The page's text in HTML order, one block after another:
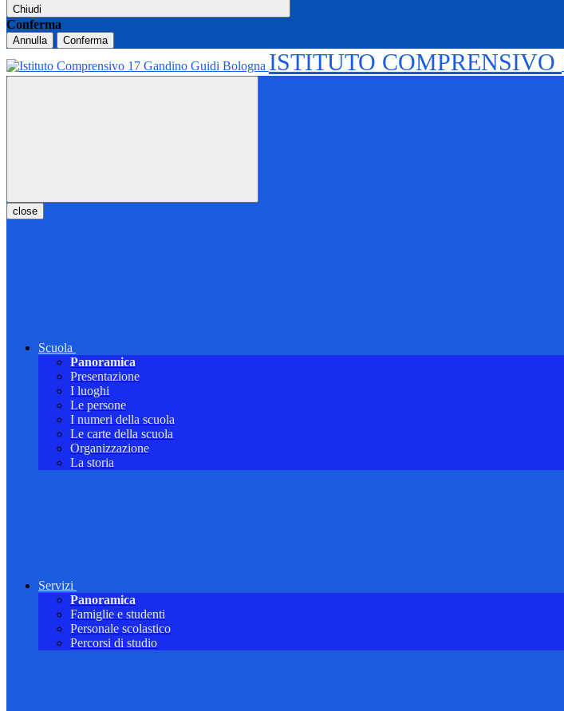
Chiudi
Conferma
Annulla Conferma
ISTITUTO COMPRENSIVO
close
Scuola
Panoramica
Presentazione
I luoghi
Le persone
I numeri della scuola
Le carte della scuola
Organizzazione
La storia
Servizi
Panoramica
Famiglie e studenti
Personale scolastico
Percorsi di studio